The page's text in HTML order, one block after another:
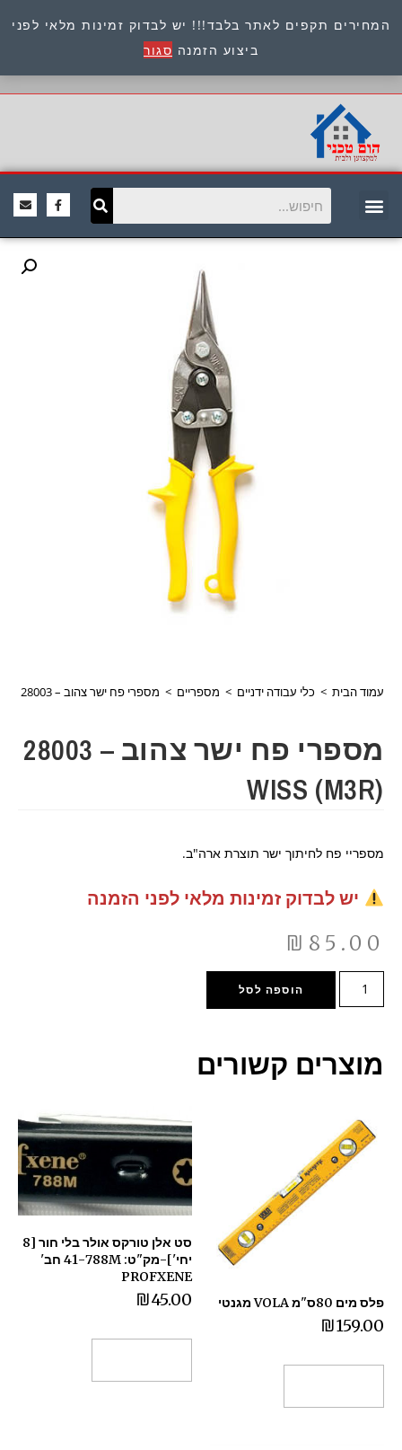
המחירים תקפים לאתר בלבד!!! יש לבדוק זמינות מלאי לפני
ביצוע הזמנה סגור
כתובת : היוזמים 9 אור יהודה שירות לקוחות 054-
8945722
עמוד הבית > כלי עבודה ידניים > מספריים > מספרי פח ישר צהוב – 28003 (WISS (M3R
מספרי פח ישר צהוב – 28003
(WISS (M3R
מספריי פח לחיתוך ישר תוצרת ארה"ב.
יש לבדוק זמינות מלאי לפני הזמנה
₪ 85.00
הוספה לסל
מוצרים קשורים
פלס מים 80ס"מ VOLA מגנטי
₪159.00
סט אלן טורקס אולר בלי חור [8
יחי']-מק"ט: 41-788M חב'
PROFXENE
₪45.00